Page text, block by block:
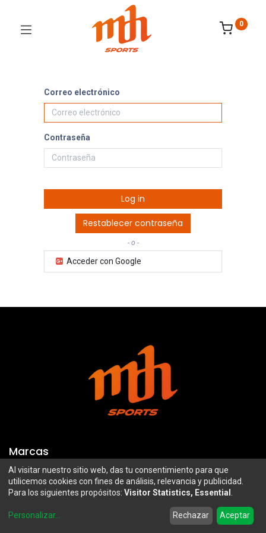
Wishlist Account
0
Correo electrónico
Contraseña
Log in
Restablecer contraseña
- o -
Acceder con Google
Marcas
Troy Lee Designs
100%
Airoh
Mazawi
SIDI
Al visitar nuestro sitio web, das tu consentimiento para que
utilicemos cookies con fines de análisis, relevancia y publicidad.
Para los siguientes propósitos: Visitor Statistics, Essential
Personalizar... Rechazar Aceptar